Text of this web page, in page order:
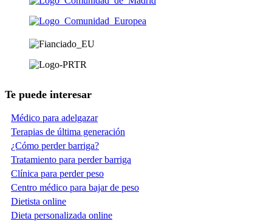
Te puede interesar
Médico para adelgazar
Terapias de última generación
¿Cómo perder barriga?
Tratamiento para perder barriga
Clínica para perder peso
Centro médico para bajar de peso
Dietista online
Dieta personalizada online